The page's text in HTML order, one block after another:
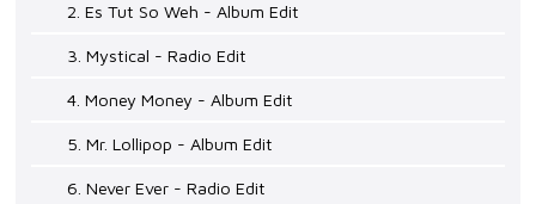
2. Es Tut So Weh - Album Edit
3. Mystical - Radio Edit
4. Money Money - Album Edit
5. Mr. Lollipop - Album Edit
6. Never Ever - Radio Edit